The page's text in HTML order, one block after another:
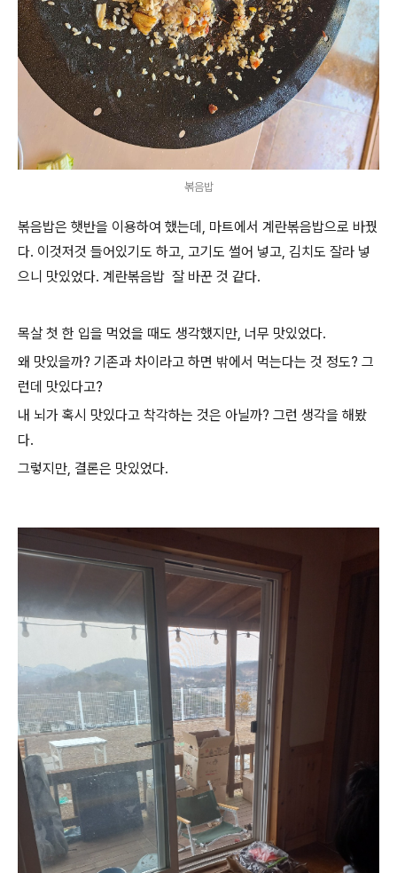
볶음밥
볶음밥은 햇반을 이용하여 했는데, 마트에서 계란볶음밥으로 바꿨
다. 이것저것 들어있기도 하고, 고기도 썰어 넣고, 김치도 잘라 넣
으니 맛있었다. 계란볶음밥 잘 바꾼 것 같다.
목살 첫 한 입을 먹었을 때도 생각했지만, 너무 맛있었다.
왜 맛있을까? 기존과 차이라고 하면 밖에서 먹는다는 것 정도? 그
런데 맛있다고?
내 뇌가 혹시 맛있다고 착각하는 것은 아닐까? 그런 생각을 해봤
다.
그렇지만, 결론은 맛있었다.